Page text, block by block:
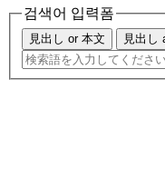
검색어 입력폼
見出し or 本文 見出し